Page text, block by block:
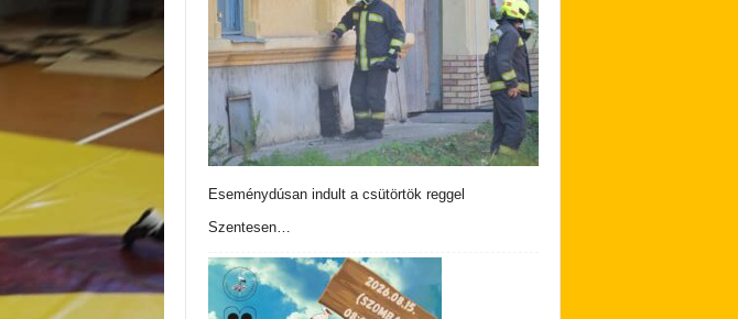
Eseménydúsan indult a csütörtök reggel
Szentesen…